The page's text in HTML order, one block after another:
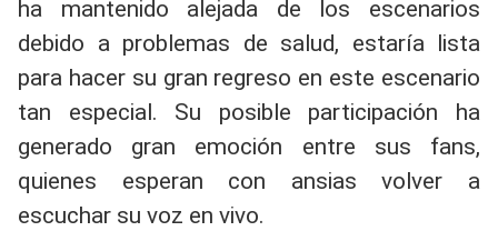
ha mantenido alejada de los escenarios
debido a problemas de salud, estaría lista
para hacer su gran regreso en este escenario
tan especial. Su posible participación ha
generado gran emoción entre sus fans,
quienes esperan con ansias volver a
escuchar su voz en vivo.